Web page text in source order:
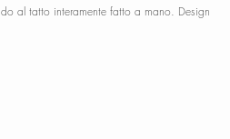
al tatto interamente fatto a mano. Design